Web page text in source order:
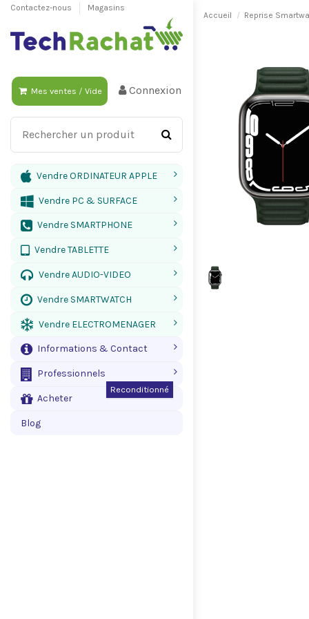
Contactez-nous Magasins
Mes ventes / Vide Connexion
Vendre ORDINATEUR APPLE
Vendre PC & SURFACE
Vendre SMARTPHONE
Vendre TABLETTE
Vendre AUDIO-VIDEO
Vendre SMARTWATCH
Vendre ELECTROMENAGER
Informations & Contact
Professionnels
Acheter
Reconditionné
Blog
Accueil Reprise